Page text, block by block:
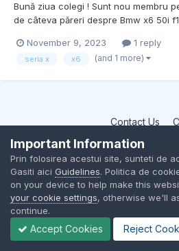
Bună ziua colegi ! Sunt nou membru
de câteva păreri despre Bmw x6 50i
primul meu Bmw , un X5 m50d f15 cu
luni de folosire am schimbat motorul în
November 9, 2023 1 reply
seria x x6 (and 1 more)
Contact Us
BMW Club
Powered by Invision
Important Information
Prin folosirea acestui site, sunteti de
Gasiti aici Guidelines. Politica de
on your device to help make this
your cookie settings, otherwise we'll
continue.
Accept Cookies Reject